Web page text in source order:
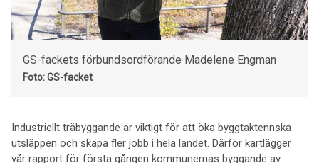
GS-fackets förbundsordförande Madelene Engman
Foto: GS-facket
Industriellt träbyggande är viktigt för att öka byggtaktennska
utsläppen och skapa fler jobb i hela landet. Därför kartlägger
vår rapport för första gången kommunernas byggande av